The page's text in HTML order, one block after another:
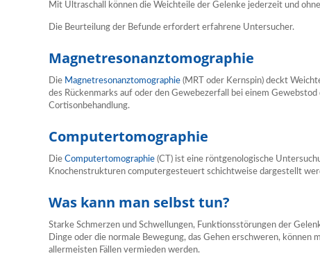
Mit Ultraschall können die Weichteile der Gelenke jederzeit und
Die Beurteilung der Befunde erfordert erfahrene Untersucher.
Magnetresonanztomographie
Die Magnetresonanztomographie (MRT oder Kernspin) deckt
des Rückenmarks auf oder den Gewebezerfall bei einem Gewebstod
Cortisonbehandlung.
Computertomographie
Die Computertomographie (CT) ist eine röntgenologische
Knochenstrukturen computergesteuert schichtweise dargestellt
Was kann man selbst tun?
Starke Schmerzen und Schwellungen, Funktionsstörungen der
Dinge oder die normale Bewegung, das Gehen erschweren, können
allermeisten Fällen vermieden werden.